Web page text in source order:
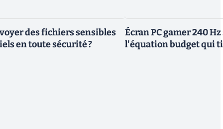
des fichiers sensibles
en toute sécurité ?
Écran PC gamer 240
l'équation budget qui